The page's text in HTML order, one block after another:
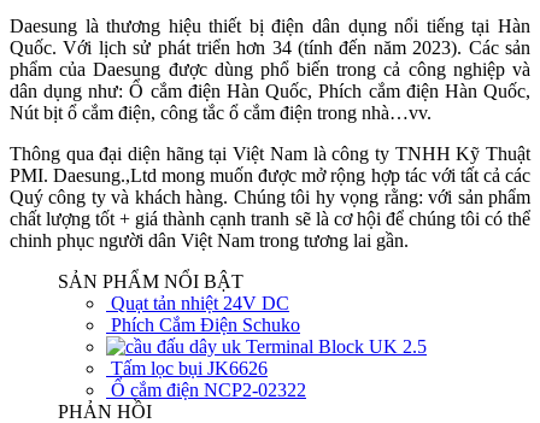
Daesung là thương hiệu thiết bị điện dân dụng nổi tiếng tại Hàn
Quốc. Với lịch sử phát triển hơn 34 (tính đến năm 2023). Các sản
phẩm của Daesung được dùng phổ biến trong cả công nghiệp và
dân dụng như: Ổ cắm điện Hàn Quốc, Phích cắm điện Hàn Quốc,
Nút bịt ổ cắm điện, công tắc ổ cắm điện trong nhà…vv.
Thông qua đại diện hãng tại Việt Nam là công ty TNHH Kỹ Thuật
PMI. Daesung.,Ltd mong muốn được mở rộng hợp tác với tất cả các
Quý công ty và khách hàng. Chúng tôi hy vọng rằng: với sản phẩm
chất lượng tốt + giá thành cạnh tranh sẽ là cơ hội để chúng tôi có thể
chinh phục người dân Việt Nam trong tương lai gần.
SẢN PHẨM NỔI BẬT
Quạt tản nhiệt 24V DC
Phích Cắm Điện Schuko
Terminal Block UK 2.5
Tấm lọc bụi JK6626
Ổ cắm điện NCP2-02322
PHẢN HỒI